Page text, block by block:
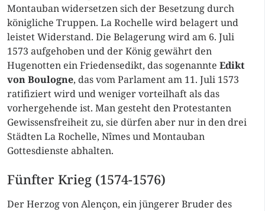
Montauban widersetzen sich der Besetzung durch
königliche Truppen. La Rochelle wird belagert und
leistet Widerstand. Die Belagerung wird am 6. Juli
1573 aufgehoben und der König gewährt den
Hugenotten ein Friedensedikt, das sogenannte Edikt
von Boulogne, das vom Parlament am 11. Juli 1573
ratifiziert wird und weniger vorteilhaft als das
vorhergehende ist. Man gesteht den Protestanten
Gewissensfreiheit zu, sie dürfen aber nur in den drei
Städten La Rochelle, Nîmes und Montauban
Gottesdienste abhalten.
Fünfter Krieg (1574-1576)
Der Herzog von Alençon, ein jüngerer Bruder des